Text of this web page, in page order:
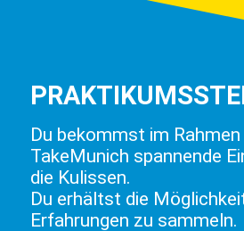
Du bekommst im Rahmen
TakeMunich spannende
die Kulissen.
Du erhältst die
Erfahrungen zu sammeln.